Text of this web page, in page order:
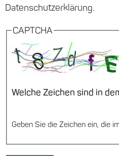
Datenschutzerklärung.
CAPTCHA
Welche Zeichen sind in
Geben Sie die Zeichen ein, die